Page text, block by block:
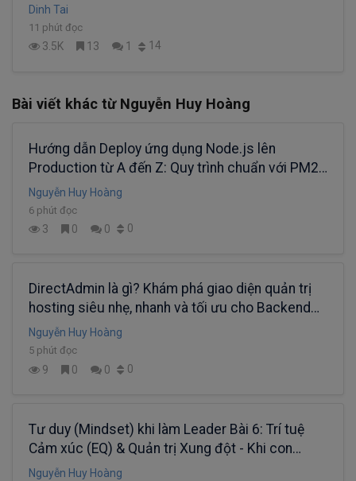
Dinh Tai
11 phút đọc
3.5K 13 1 14
Bài viết khác từ Nguyễn Huy Hoàng
Hướng dẫn Deploy ứng dụng Node.js lên
Production từ A đến Z: Quy trình chuẩn với PM2
và Nginx
Nguyễn Huy Hoàng
6 phút đọc
3 0 0 0
DirectAdmin là gì? Khám phá giao diện quản trị
hosting siêu nhẹ, nhanh và tối ưu cho Backend
Developer
Nguyễn Huy Hoàng
5 phút đọc
9 0 0 0
Tư duy (Mindset) khi làm Leader Bài 6: Trí tuệ
Cảm xúc (EQ) & Quản trị Xung đột - Khi con
người không phải là những dòng Code.
Nguyễn Huy Hoàng